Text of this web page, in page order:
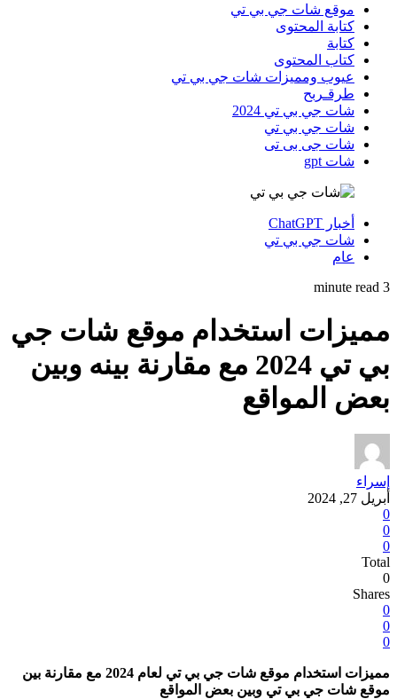
موقع شات جي بي تي
كتابة المحتوى
كتابة
كتاب المحتوى
عيوب ومميزات شات جي بي تي
طرقـربح
شات جي بي تي 2024
شات جي بي تي
شات جى بى تى
شات gpt
أخبار ChatGPT
شات جي بي تي
عام
3 minute read
مميزات استخدام موقع شات جي
بي تي 2024 مع مقارنة بينه وبين
بعض المواقع
إسراء
أبريل 27, 2024
0
0
0
Total
0
Shares
0
0
0
مميزات استخدام موقع شات جي بي تي لعام 2024 مع مقارنة بين
موقع شات جي بي تي وبين بعض المواقع